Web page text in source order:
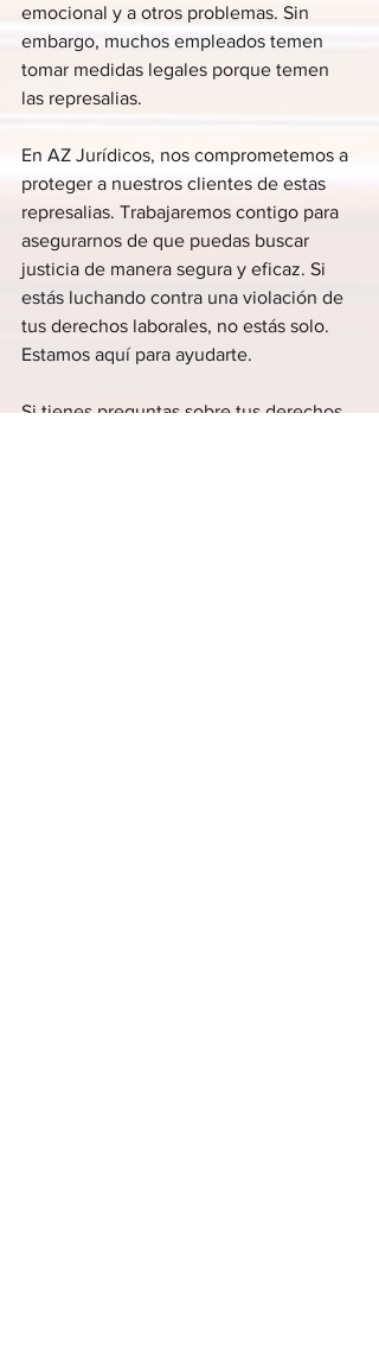
emocional y a otros problemas. Sin
embargo, muchos empleados temen
tomar medidas legales porque temen
las represalias.
En AZ Jurídicos, nos comprometemos a
proteger a nuestros clientes de estas
represalias. Trabajaremos contigo para
asegurarnos de que puedas buscar
justicia de manera segura y eficaz. Si
estás luchando contra una violación de
tus derechos laborales, no estás solo.
Estamos aquí para ayudarte.
Si tienes preguntas sobre tus derechos